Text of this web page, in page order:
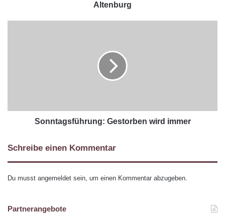
Altenburg
Sonntagsführung: Gestorben wird immer
Schreibe einen Kommentar
Du musst angemeldet sein, um einen Kommentar abzugeben.
Partnerangebote